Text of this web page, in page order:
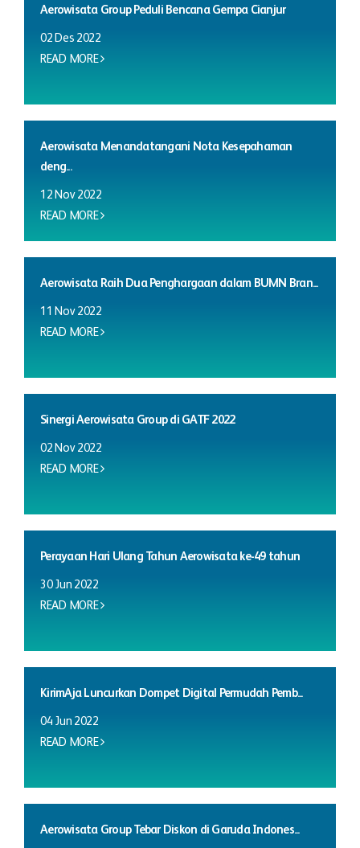
Aerowisata Group Peduli Bencana Gempa Cianjur
02 Des 2022
READ MORE
Aerowisata Menandatangani Nota Kesepahaman
deng...
12 Nov 2022
READ MORE
Aerowisata Raih Dua Penghargaan dalam BUMN Bran...
11 Nov 2022
READ MORE
Sinergi Aerowisata Group di GATF 2022
02 Nov 2022
READ MORE
Perayaan Hari Ulang Tahun Aerowisata ke-49 tahun
30 Jun 2022
READ MORE
KirimAja Luncurkan Dompet Digital Permudah Pemb...
04 Jun 2022
READ MORE
Aerowisata Group Tebar Diskon di Garuda Indones...